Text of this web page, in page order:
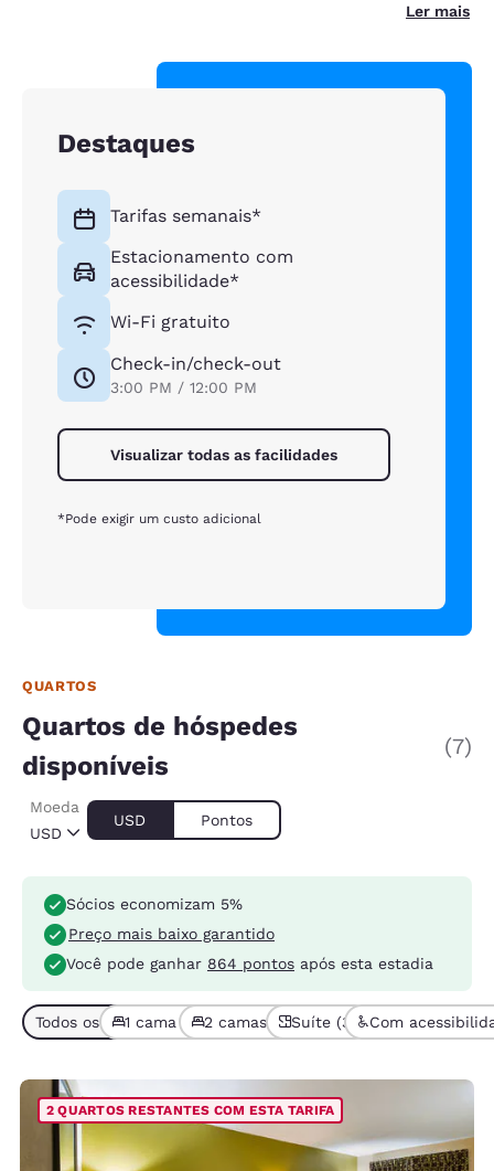
Ler mais
Destaques
Tarifas semanais*
Estacionamento com
acessibilidade*
Wi-Fi gratuito
Check-in/check-out
3:00 PM / 12:00 PM
Visualizar todas as facilidades
*Pode exigir um custo adicional
QUARTOS
Quartos de hóspedes
disponíveis
(7)
USD
Moeda
USD Pontos
Sócios economizam 5%
Preço mais baixo garantido
Você pode ganhar 864 pontos após esta estadia
Todos os tipos de quarto (7)
1 cama (5)2 camas ou mais (2)
Suíte (3) Com
2 QUARTOS RESTANTES COM ESTA TARIFA